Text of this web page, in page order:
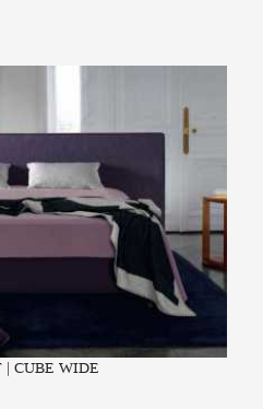
| CUBE WIDE